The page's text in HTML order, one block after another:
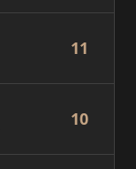
11
10